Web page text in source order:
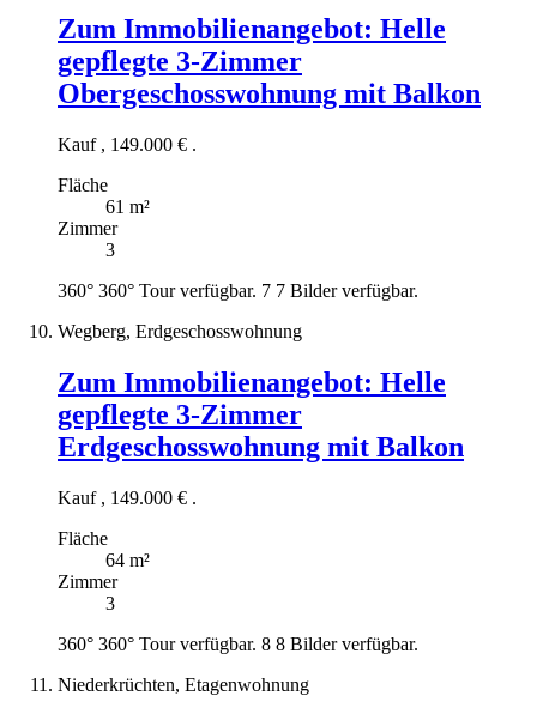
Zum Immobilienangebot: Helle
gepflegte 3-Zimmer
Obergeschosswohnung mit Balkon
Kauf , 149.000 € .
Fläche
61 m²
Zimmer
3
360° 360° Tour verfügbar. 7 7 Bilder verfügbar.
Wegberg, Erdgeschosswohnung
Zum Immobilienangebot: Helle
gepflegte 3-Zimmer
Erdgeschosswohnung mit Balkon
Kauf , 149.000 € .
Fläche
64 m²
Zimmer
3
360° 360° Tour verfügbar. 8 8 Bilder verfügbar.
Niederkrüchten, Etagenwohnung